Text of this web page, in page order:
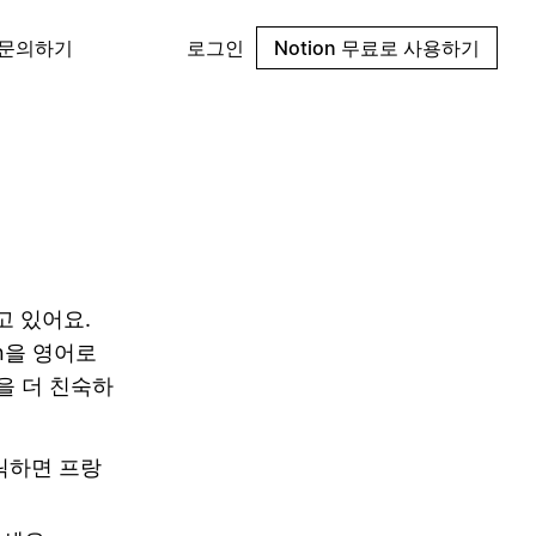
의하기 로그인 Notion 무료로 사용하기
있어요.
영어로
더 친숙하
하면 프랑